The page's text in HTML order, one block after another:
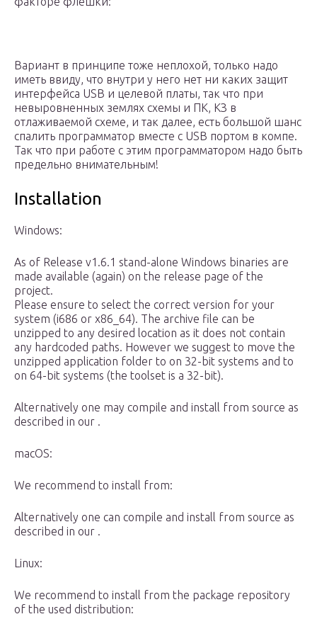
Вариант в принципе тоже неплохой, только надо
иметь ввиду, что внутри у него нет ни каких защит
интерфейса USB и целевой платы, так что при
невыровненных землях схемы и ПК, КЗ в
отлаживаемой схеме, и так далее, есть большой шанс
спалить программатор вместе с USB портом в компе.
Так что при работе с этим программатором надо быть
предельно внимательным!
Installation
Windows:
As of Release v1.6.1 stand-alone Windows binaries are
made available (again) on the release page of the
project.
Please ensure to select the correct version for your
system (i686 or x86_64). The archive file can be
unzipped to any desired location as it does not contain
any hardcoded paths. However we suggest to move the
unzipped application folder to on 32-bit systems and to
on 64-bit systems (the toolset is a 32-bit).
Alternatively one may compile and install from source as
described in our .
macOS:
We recommend to install from:
Alternatively one can compile and install from source as
described in our .
Linux:
We recommend to install from the package repository
of the used distribution: